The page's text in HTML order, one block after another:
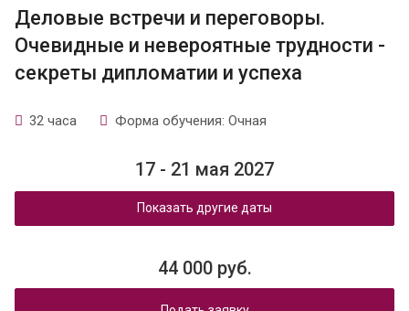
Деловые встречи и переговоры.
Очевидные и невероятные трудности -
секреты дипломатии и успеха
32 часа Форма обучения: Очная
17 - 21 мая 2027
Показать другие даты
44 000 руб.